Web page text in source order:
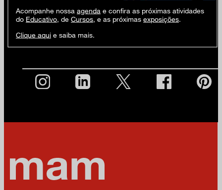
15h Narração de história em português e libras com
Mirela Estelles e Amarílis Reto
+ livre
Acompanhe nossa agenda e confira as próximas atividades
do Educativo, de Cursos, e as próximas exposições.
Clique aqui e saiba mais.